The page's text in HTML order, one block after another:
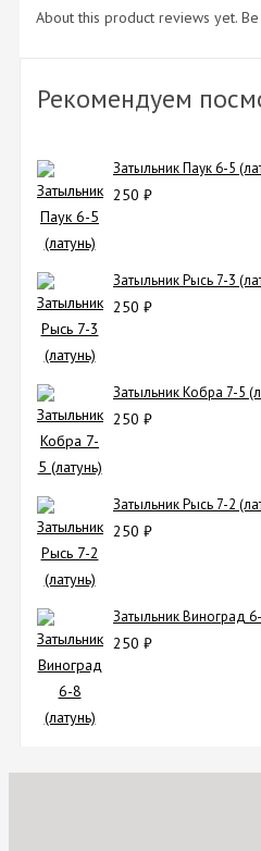
About this product reviews yet.
Рекомендуем
Затыльник Паук 6-5
250 ₽
Затыльник Рысь 7-3
250 ₽
Затыльник Кобра 7-5
250 ₽
Затыльник Рысь 7-2
250 ₽
Затыльник Виноград
250 ₽